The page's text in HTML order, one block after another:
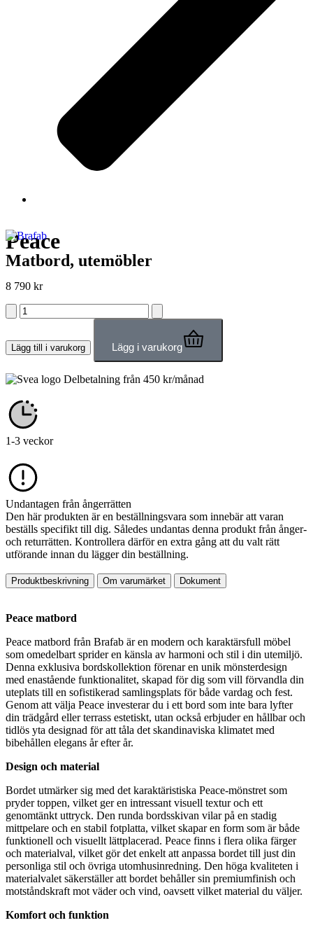
Peace
Matbord, utemöbler
8 790 kr
Lägg till i varukorg Lägg i varukorg
Delbetalning från 450 kr/månad
1-3 veckor
Undantagen från ångerrätten
Den här produkten är en beställningsvara som innebär att varan
beställs specifikt till dig. Således undantas denna produkt från ånger-
och returrätten. Kontrollera därför en extra gång att du valt rätt
utförande innan du lägger din beställning.
Produktbeskrivning Om varumärket Dokument
Peace matbord
Peace matbord från Brafab är en modern och karaktärsfull möbel
som omedelbart sprider en känsla av harmoni och stil i din utemiljö.
Denna exklusiva bordskollektion förenar en unik mönsterdesign
med enastående funktionalitet, skapad för dig som vill förvandla din
uteplats till en sofistikerad samlingsplats för både vardag och fest.
Genom att välja Peace investerar du i ett bord som inte bara lyfter
din trädgård eller terrass estetiskt, utan också erbjuder en hållbar och
tidlös yta designad för att tåla det skandinaviska klimatet med
bibehållen elegans år efter år.
Design och material
Bordet utmärker sig med det karaktäristiska Peace-mönstret som
pryder toppen, vilket ger en intressant visuell textur och ett
genomtänkt uttryck. Den runda bordsskivan vilar på en stadig
mittpelare och en stabil fotplatta, vilket skapar en form som är både
funktionell och visuellt lättplacerad. Peace finns i flera olika färger
och materialval, vilket gör det enkelt att anpassa bordet till just din
personliga stil och övriga utomhusinredning. Den höga kvaliteten i
materialvalet säkerställer att bordet behåller sin premiumfinish och
motståndskraft mot väder och vind, oavsett vilket material du väljer.
Komfort och funktion